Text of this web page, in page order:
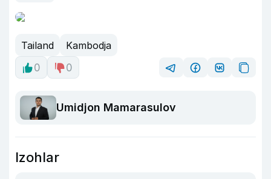
Tailand
Kambodja
0
0
Umidjon Mamarasulov
Izohlar